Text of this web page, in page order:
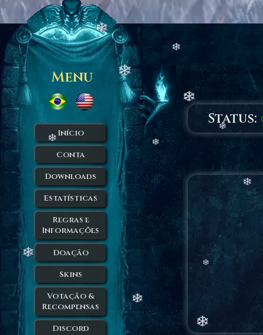
Menu
Início
Conta
Downloads
Estatísticas
Regras e
Informações
Doação
Skins
Votação &
Recompensas
Discord
Status: